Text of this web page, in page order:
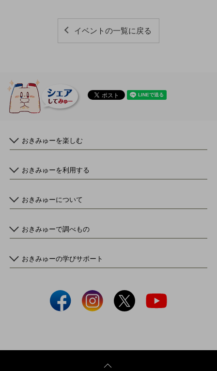
イベントの一覧に戻る
おきみゅーを楽しむ
おきみゅーを利用する
おきみゅーについて
おきみゅーで調べもの
おきみゅーの学びサポート